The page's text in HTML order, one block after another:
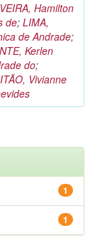
Hamilton
de; LIMA,
de Andrade;
Kerlen
do;
Vivianne
1
1